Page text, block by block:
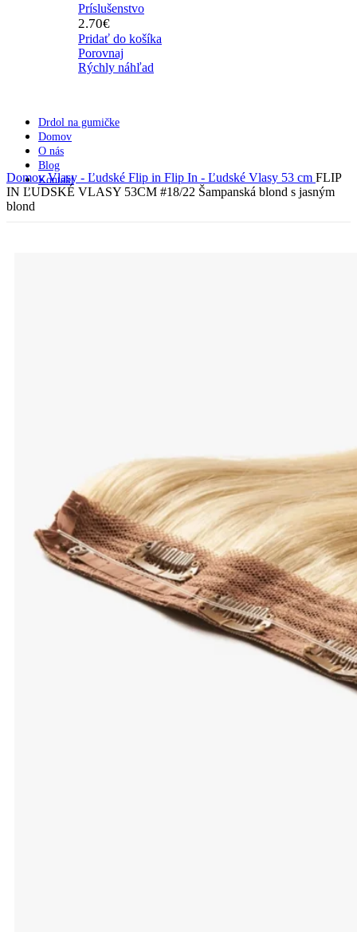
Príslušenstvo
2.70€
Pridať do košíka
Porovnaj
Rýchly náhľad
Drdol na gumičke
Domov
O nás
Blog
Kontakt
DomovVlasy - Ľudské Flip in Flip In - Ľudské Vlasy 53 cm FLIP
IN ĽUDSKÉ VLASY 53CM #18/22 Šampanská blond s jasným
blond